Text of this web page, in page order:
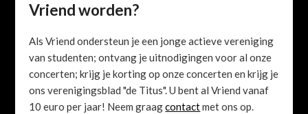
Vriend worden?
Als Vriend ondersteun je een jonge actieve vereniging
van studenten; ontvang je uitnodigingen voor al onze
concerten; krijg je korting op onze concerten en krijg je
ons verenigingsblad "de Titus". U bent al Vriend vanaf
10 euro per jaar! Neem graagcontactmet ons op.